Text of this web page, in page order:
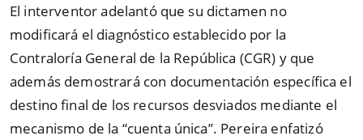
El interventor adelantó que su dictamen no
modificará el diagnóstico establecido por la
Contraloría General de la República (CGR) y que
además demostrará con documentación específica el
destino final de los recursos desviados mediante el
mecanismo de la “cuenta única”. Pereira enfatizó